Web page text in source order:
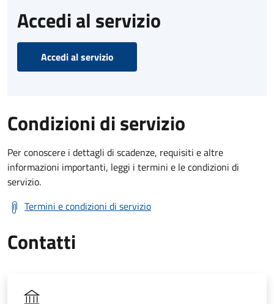
Accedi al servizio
Accedi al servizio
Condizioni di servizio
Per conoscere i dettagli di scadenze, requisiti e altre
informazioni importanti, leggi i termini e le condizioni di
servizio.
Termini e condizioni di servizio
Contatti